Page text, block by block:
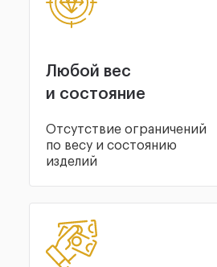
Любой вес
и состояние
Отсутствие ограничений
по весу и состоянию
изделий